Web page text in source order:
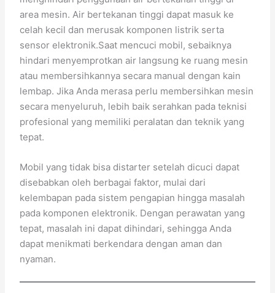
area mesin. Air bertekanan tinggi dapat masuk ke
celah kecil dan merusak komponen listrik serta
sensor elektronik.Saat mencuci mobil, sebaiknya
hindari menyemprotkan air langsung ke ruang mesin
atau membersihkannya secara manual dengan kain
lembap. Jika Anda merasa perlu membersihkan mesin
secara menyeluruh, lebih baik serahkan pada teknisi
profesional yang memiliki peralatan dan teknik yang
tepat.
Mobil yang tidak bisa distarter setelah dicuci dapat
disebabkan oleh berbagai faktor, mulai dari
kelembapan pada sistem pengapian hingga masalah
pada komponen elektronik. Dengan perawatan yang
tepat, masalah ini dapat dihindari, sehingga Anda
dapat menikmati berkendara dengan aman dan
nyaman.